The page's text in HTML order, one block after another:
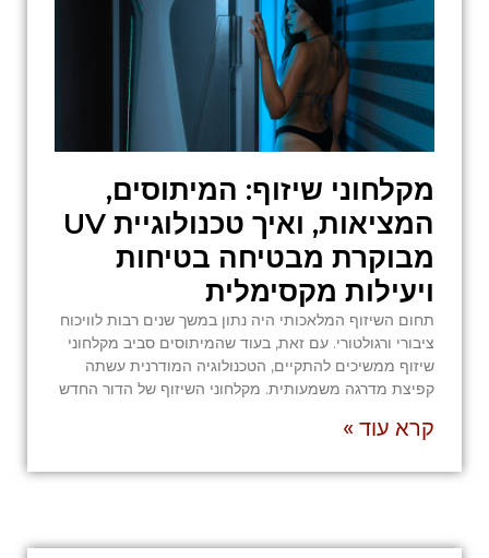
מקלחוני שיזוף: המיתוסים,
המציאות, ואיך טכנולוגיית UV
מבוקרת מבטיחה בטיחות
ויעילות מקסימלית
תחום השיזוף המלאכותי היה נתון במשך שנים רבות לוויכוח
ציבורי ורגולטורי. עם זאת, בעוד שהמיתוסים סביב מקלחוני
שיזוף ממשיכים להתקיים, הטכנולוגיה המודרנית עשתה
קפיצת מדרגה משמעותית. מקלחוני השיזוף של הדור החדש
קרא עוד »